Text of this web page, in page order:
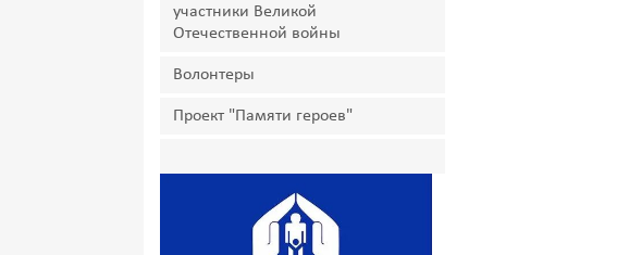
участники Великой
Отечественной войны
Волонтеры
Проект "Памяти героев"